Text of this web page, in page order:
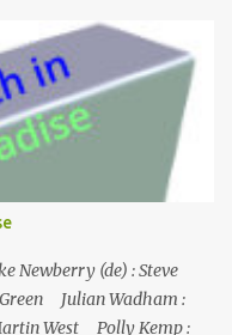
Newberry (de) : Steve
Julian Wadham :
West Polly Kemp :